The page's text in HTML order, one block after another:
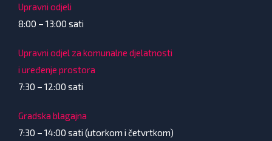
Upravni odjeli
8:00 – 13:00 sati
Upravni odjel za komunalne djelatnosti
i uređenje prostora
7:30 – 12:00 sati
Gradska blagajna
7:30 – 14:00 sati (utorkom i četvrtkom)